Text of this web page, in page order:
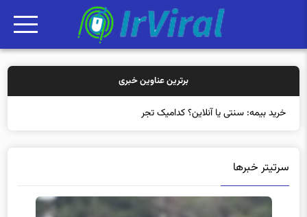
برترین عناوین خبری
خرید بیمه: سنتی یا آنلاین؟ کدامیک تجربه بهتری برای مشتریا
سرتیتر خبرها